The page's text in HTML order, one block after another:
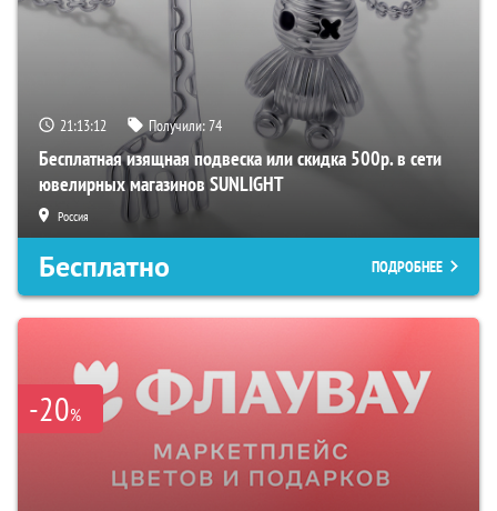
21:13:10 Получили:74
Бесплатная изящная подвеска или скидка 500р. в сети
ювелирных магазинов SUNLIGHT
Россия
Бесплатно ПОДРОБНЕЕ
-20%